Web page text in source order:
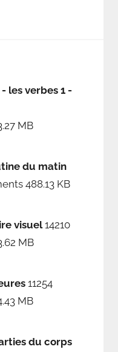
les verbes 1 -
MB
du matin
488.13 KB
visuel14210
MB
11254
MB
du corps